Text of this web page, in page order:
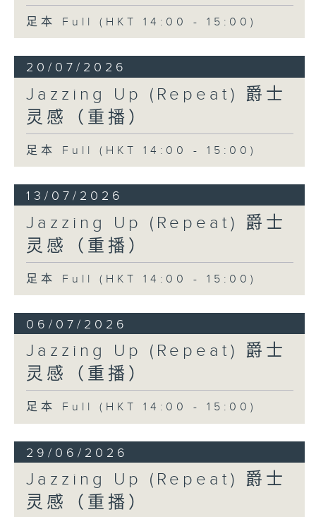
足本 Full (HKT 14:00 - 15:00)
20/07/2026
Jazzing Up (Repeat) 爵士
灵感（重播）
足本 Full (HKT 14:00 - 15:00)
13/07/2026
Jazzing Up (Repeat) 爵士
灵感（重播）
足本 Full (HKT 14:00 - 15:00)
06/07/2026
Jazzing Up (Repeat) 爵士
灵感（重播）
足本 Full (HKT 14:00 - 15:00)
29/06/2026
Jazzing Up (Repeat) 爵士
灵感（重播）